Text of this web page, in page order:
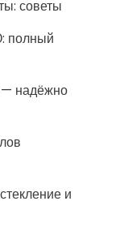
советы
полный
— надёжно
и